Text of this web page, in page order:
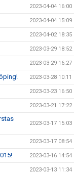
2023-04-04 16:00
2023-04-04 15:09
2023-04-02 18:35
2023-03-29 18:52
2023-03-29 16:27
2023-03-28 10:11
2023-03-23 16:50
2023-03-21 17:22
2023-03-17 15:03
2023-03-17 08:54
2023-03-16 14:54
2023-03-13 11:34